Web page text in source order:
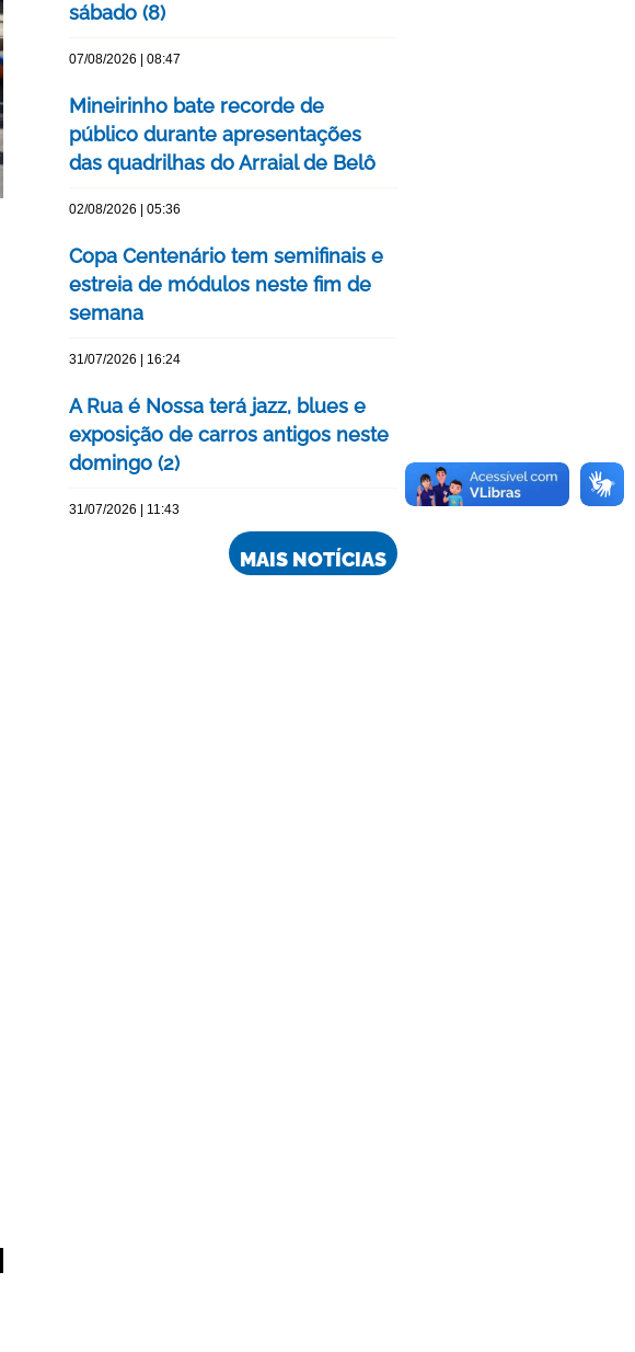
sábado (8)
07/08/2026 | 08:47
Mineirinho bate recorde de
público durante apresentações
das quadrilhas do Arraial de Belô
02/08/2026 | 05:36
Copa Centenário tem semifinais e
estreia de módulos neste fim de
semana
31/07/2026 | 16:24
A Rua é Nossa terá jazz, blues e
exposição de carros antigos neste
domingo (2)
31/07/2026 | 11:43
MAIS NOTÍCIAS